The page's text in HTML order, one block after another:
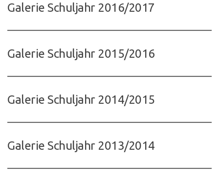
Galerie Schuljahr 2016/2017
Galerie Schuljahr 2015/2016
Galerie Schuljahr 2014/2015
Galerie Schuljahr 2013/2014